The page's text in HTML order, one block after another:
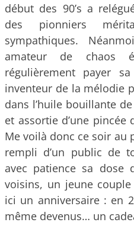
début des 90’s a
des pionniers
sympathiques.
amateur de chaos
régulièrement payer
inventeur de la mélodie
dans l’huile bouillante
et assortie d’une
Me voilà donc ce soir au
rempli d’un public de
avec patience sa dose
voisins, un jeune
ici un anniversaire : en
même devenus… un